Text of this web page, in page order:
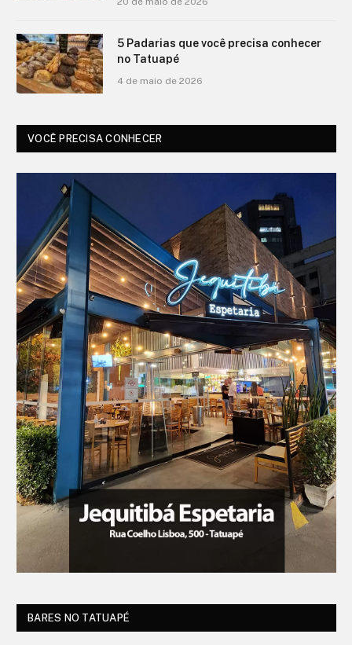
5 Padarias que você precisa conhecer
no Tatuapé
4 de maio de 2026
VOCÊ PRECISA CONHECER
BARES NO TATUAPÉ